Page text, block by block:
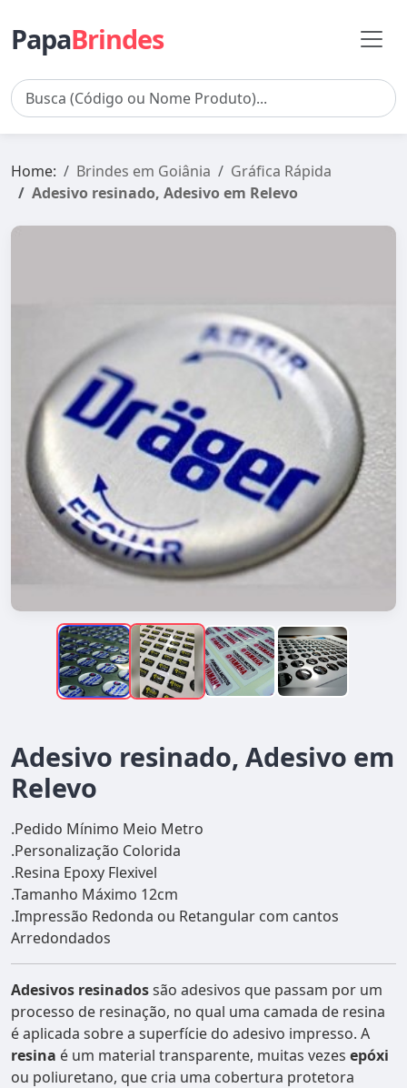
PapaBrindes
Home: Brindes em Goiânia
Gráfica Rápida
Adesivo resinado, Adesivo em Relevo
Adesivo resinado, Adesivo em
Relevo
.Pedido Mínimo Meio Metro
.Personalização Colorida
.Resina Epoxy Flexivel
.Tamanho Máximo 12cm
.Impressão Redonda ou Retangular com cantos
Arredondados
Adesivos resinadossão adesivos que passam por um
processo de resinação, no qual uma camada de resina
é aplicada sobre a superfície do adesivo impresso. A
resina é um material transparente, muitas vezes epóxi
ou poliuretano, que cria uma cobertura protetora